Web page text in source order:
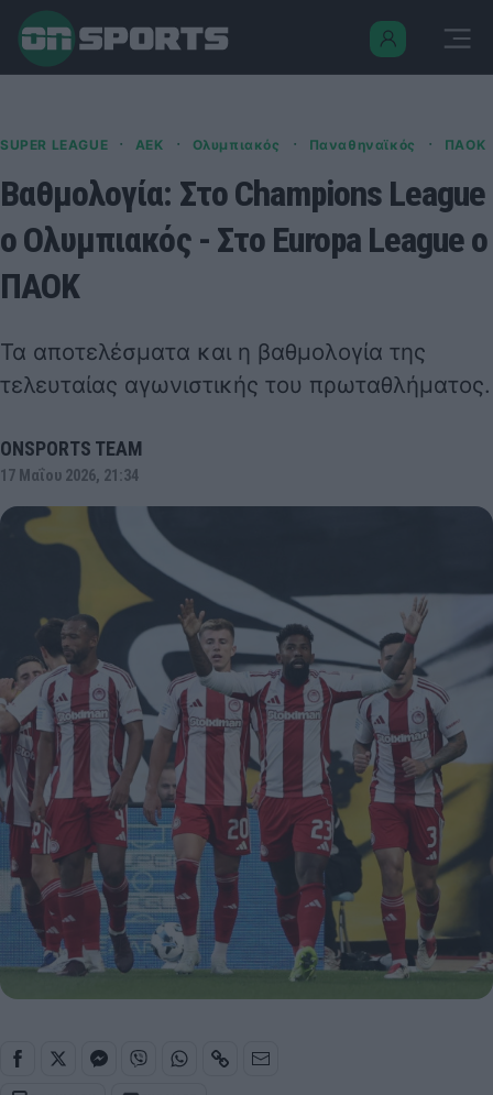
SUPER LEAGUE · ΑΕΚ · Ολυμπιακός · Παναθηναϊκός · ΠΑΟΚ
Βαθμολογία: Στο Champions League
ο Ολυμπιακός - Στο Europa League ο
ΠΑΟΚ
Τα αποτελέσματα και η βαθμολογία της
τελευταίας αγωνιστικής του πρωταθλήματος.
ONSPORTS TEAM
17 Μαΐου 2026, 21:34